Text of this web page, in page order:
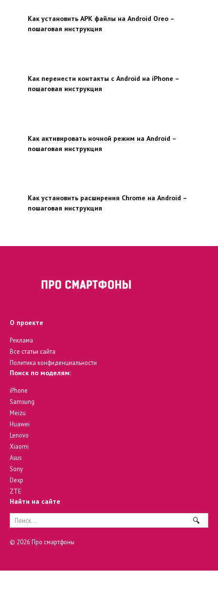
Как установить APK файлы на Android Oreo –
пошаговая инструкция
Как перенести контакты с Android на iPhone –
пошаговая инструкция
Как активировать ночной режим на Android –
пошаговая инструкция
Как установить расширения Chrome на Android –
пошаговая инструкция
О проекте
Реклама
Все статьи сайта
Политика конфиденциальности
Поиск по моделям:
iPhone
Samsung
Meizu
Huawei
Lenovo
Xiaomi
Asus
Sony
Dexp
ZTE
Найти на сайте
Search
for:
© 2026 Про смартфоны